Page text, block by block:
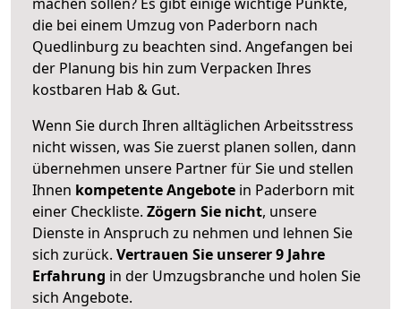
die bei einem Umzug von Paderborn nach
Quedlinburg zu beachten sind. Angefangen bei
der Planung bis hin zum Verpacken Ihres
kostbaren Hab & Gut.
Wenn Sie durch Ihren alltäglichen Arbeitsstress
nicht wissen, was Sie zuerst planen sollen, dann
übernehmen unsere Partner für Sie und stellen
Ihnen kompetente Angebote in Paderborn mit
einer Checkliste. Zögern Sie nicht, unsere
Dienste in Anspruch zu nehmen und lehnen Sie
sich zurück. Vertrauen Sie unserer 9 Jahre
Erfahrung in der Umzugsbranche und holen Sie
sich Angebote.